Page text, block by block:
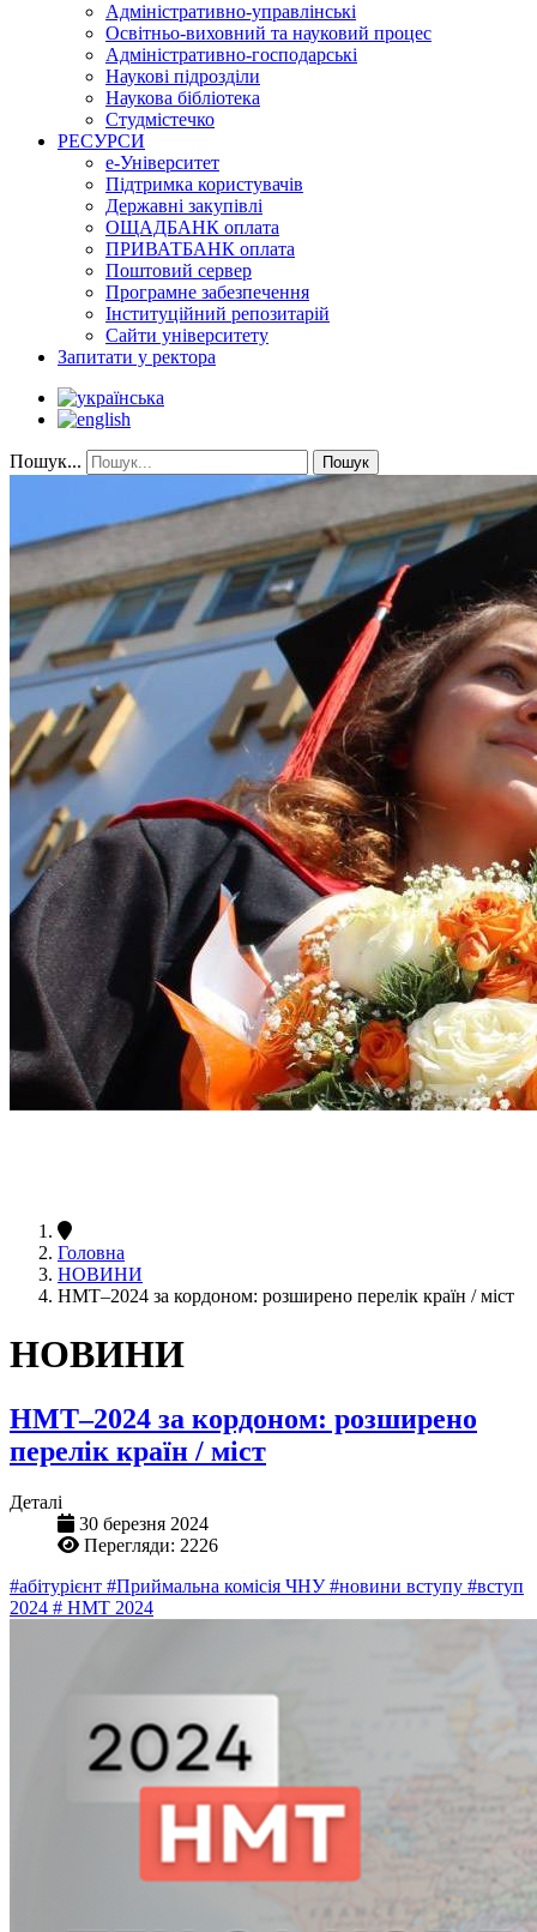
Адміністративно-управлінські
Освітньо-виховний та науковий процес
Адміністративно-господарські
Наукові підрозділи
Наукова бібліотека
Студмістечко
РЕСУРСИ
е-Університет
Підтримка користувачів
Державні закупівлі
ОЩАДБАНК оплата
ПРИВАТБАНК оплата
Поштовий сервер
Програмне забезпечення
Інституційний репозитарій
Сайти університету
Запитати у ректора
Пошук... Пошук
Головна
НОВИНИ
НМТ–2024 за кордоном: розширено перелік країн / міст
НОВИНИ
НМТ–2024 за кордоном: розширено
перелік країн / міст
Деталі
30 березня 2024
Перегляди: 2226
#абітурієнт #Приймальна комісія ЧНУ#новини вступу #вступ
2024 # НМТ 2024